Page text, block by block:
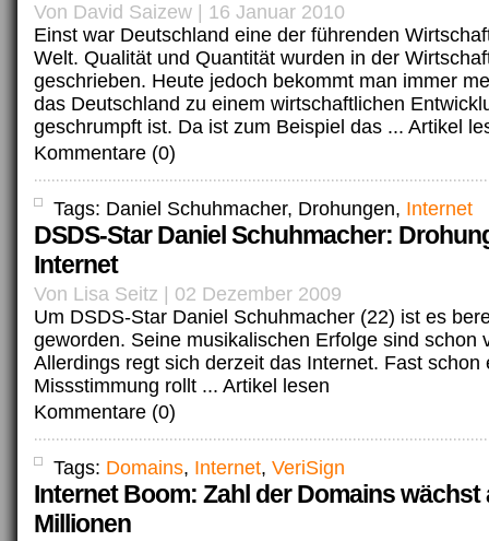
Von David Saizew | 16 Januar 2010
Einst war Deutschland eine der führenden
Welt. Qualität und Quantität wurden in der
geschrieben. Heute jedoch bekommt man immer
das Deutschland zu einem wirtschaftlichen
geschrumpft ist. Da ist zum Beispiel das ... Artikel
Kommentare (0)
Tags: Daniel Schuhmacher, Drohungen, Internet
DSDS-Star Daniel Schuhmacher:
Internet
Von Lisa Seitz | 02 Dezember 2009
Um DSDS-Star Daniel Schuhmacher (22) ist es
geworden. Seine musikalischen Erfolge sind schon
Allerdings regt sich derzeit das Internet. Fast schon
Missstimmung rollt ... Artikel lesen
Kommentare (0)
Tags: Domains, Internet, VeriSign
Internet Boom: Zahl der Domains wächst
Millionen